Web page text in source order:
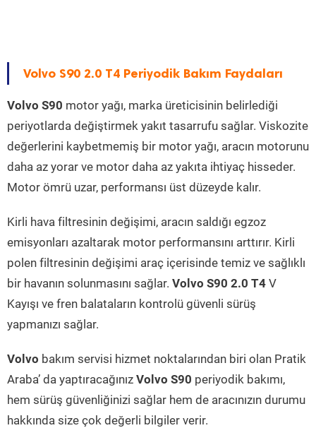
Volvo S90 2.0 T4 Periyodik Bakım Faydaları
Volvo S90 motor yağı, marka üreticisinin belirlediği
periyotlarda değiştirmek yakıt tasarrufu sağlar. Viskozite
değerlerini kaybetmemiş bir motor yağı, aracın motorunu
daha az yorar ve motor daha az yakıta ihtiyaç hisseder.
Motor ömrü uzar, performansı üst düzeyde kalır.
Kirli hava filtresinin değişimi, aracın saldığı egzoz
emisyonları azaltarak motor performansını arttırır. Kirli
polen filtresinin değişimi araç içerisinde temiz ve sağlıklı
bir havanın solunmasını sağlar. Volvo S90 2.0 T4 V
Kayışı ve fren balataların kontrolü güvenli sürüş
yapmanızı sağlar.
Volvo bakım servisi hizmet noktalarından biri olan Pratik
Araba’ da yaptıracağınız Volvo S90 periyodik bakımı,
hem sürüş güvenliğinizi sağlar hem de aracınızın durumu
hakkında size çok değerli bilgiler verir.